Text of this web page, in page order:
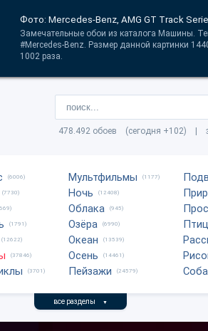
Фото: Mercedes-Benz, AMG GT Track
Замечательные обои из каталога Машины.
#Mercedes-Benz. Размер данной картинки
1002 раза.
478.492 обоев (сегодня +102) |
(6006)
(7730)
(1791)
(12622)
(37846)
(3701)
Мультфильмы (1177)
Ночь (12408)
Облака (945)
Озёра (6990)
Океан (13539)
Осень (14461)
Пейзажи (24579)
все разделы ▼